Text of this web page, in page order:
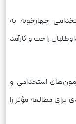
چهارخونه به
راحت و کارآمد
استخدامی و
برای مطالعه مؤثر را